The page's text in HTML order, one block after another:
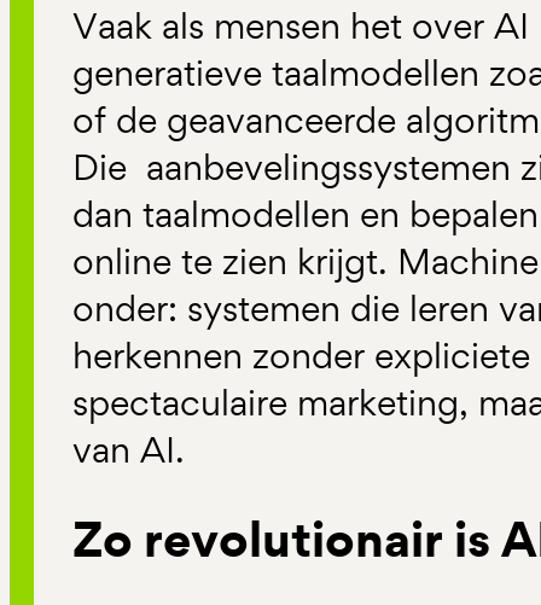
Vaak als mensen het over
generatieve taalmodellen
of de geavanceerde
Die aanbevelingssystemen
dan taalmodellen en
online te zien krijgt.
onder: systemen die leren
herkennen zonder
spectaculaire marketing,
van AI.
Zo revolutionair is